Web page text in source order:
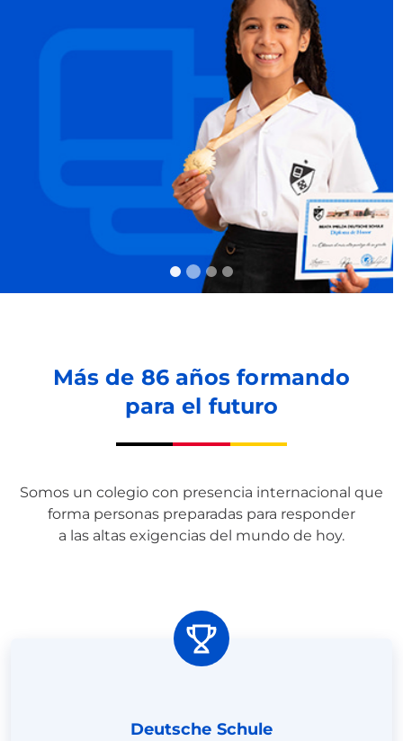
Más de 86 años formando
para el futuro
Somos un colegio con presencia internacional que
forma personas preparadas para responder
a las altas exigencias del mundo de hoy.
Deutsche Schule